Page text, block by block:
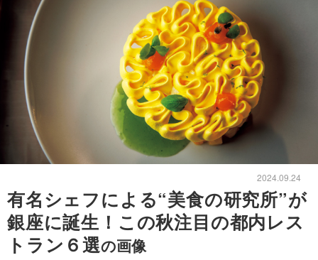
2024.09.24
有名シェフによる“美食の研究所”が
銀座に誕生！この秋注目の都内レス
トラン６選の画像